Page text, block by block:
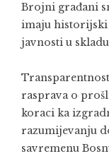
Brojni građani
imaju historijski
javnosti u
rasprava o
koraci ka
razumijevanju
savremenu